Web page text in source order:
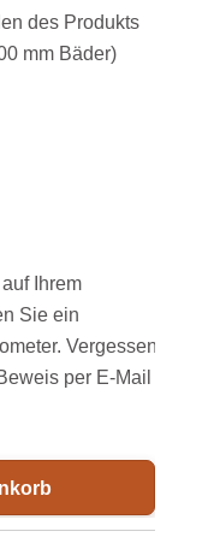
des Produkts
mm Bäder)
Ihrem
Sie ein
Vergessen
per E-Mail